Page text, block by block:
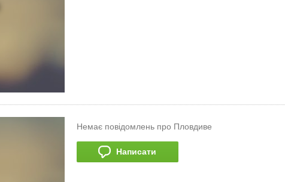
Немає повідомлень про Пловдиве
Написати